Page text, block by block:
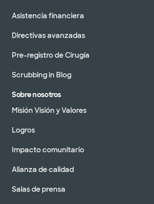
Asistencia financiera
Directivas avanzadas
Pre-registro de Cirugía
Scrubbing in Blog
Sobre nosotros
Misión Visión y Valores
Logros
Impacto comunitario
Alianza de calidad
Salas de prensa